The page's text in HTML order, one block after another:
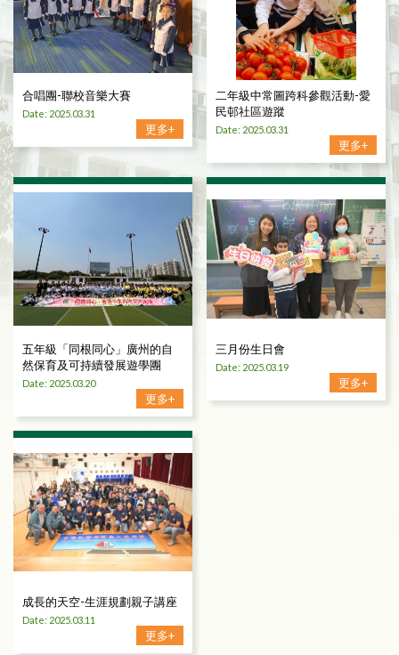
合唱團-聯校音樂大賽
Date: 2025.03.31
更多+
二年級中常圖跨科參觀活動-愛
民邨社區遊蹤
Date: 2025.03.31
更多+
五年級「同根同心」廣州的自
然保育及可持續發展遊學團
Date: 2025.03.20
更多+
三月份生日會
Date: 2025.03.19
更多+
成長的天空-生涯規劃親子講座
Date: 2025.03.11
更多+